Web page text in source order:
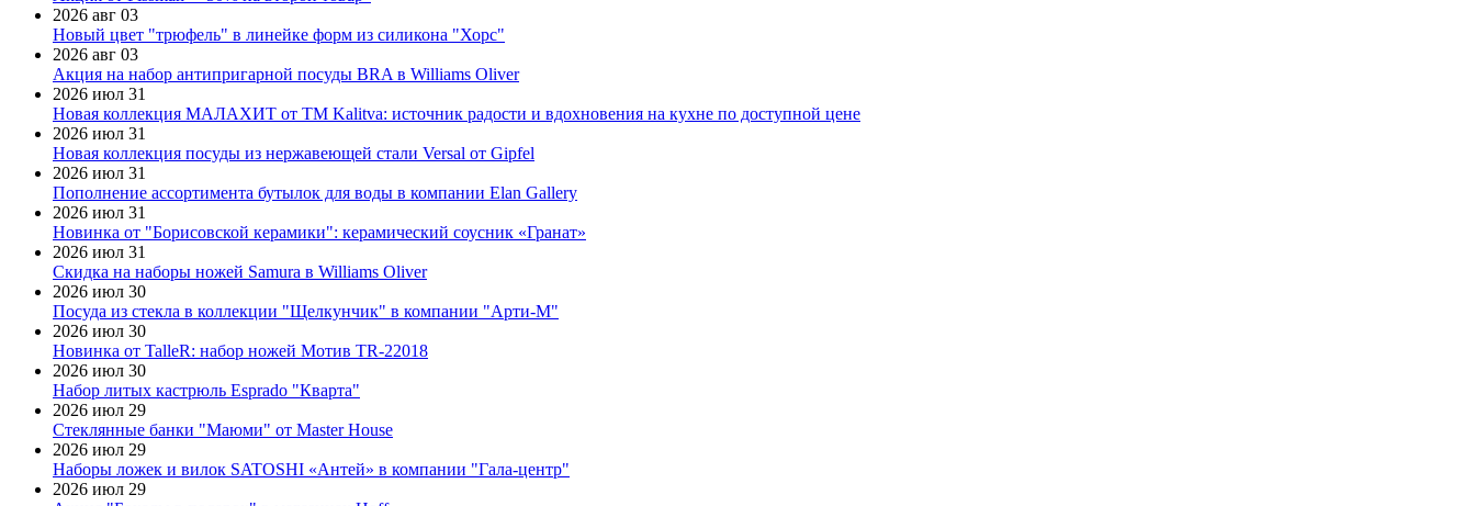
2026 авг 03
Новый цвет "трюфель" в линейке форм из силикона "Хорс"
2026 авг 03
Акция на набор антипригарной посуды BRA в Williams Oliver
2026 июл 31
Новая коллекция МАЛАХИТ от ТМ Kalitva: источник радости и вдохновения на кухне по доступной цене
2026 июл 31
Новая коллекция посуды из нержавеющей стали Versal от Gipfel
2026 июл 31
Пополнение ассортимента бутылок для воды в компании Elan Gallery
2026 июл 31
Новинка от "Борисовской керамики": керамический соусник «Гранат»
2026 июл 31
Скидка на наборы ножей Samura в Williams Oliver
2026 июл 30
Посуда из стекла в коллекции "Щелкунчик" в компании "Арти-М"
2026 июл 30
Новинка от TalleR: набор ножей Мотив TR-22018
2026 июл 30
Набор литых кастрюль Esprado "Кварта"
2026 июл 29
Стеклянные банки "Маюми" от Master House
2026 июл 29
Наборы ложек и вилок SATOSHI «Антей» в компании "Гала-центр"
2026 июл 29